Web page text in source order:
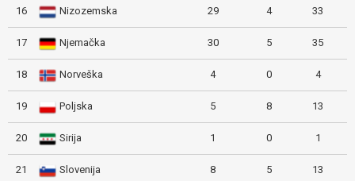
16 Nizozemska 29 4 33
17 Njemačka 30 5 35
18 Norveška 4 0 4
19 Poljska 5 8 13
20 Sirija 1 0 1
21 Slovenija 8 5 13